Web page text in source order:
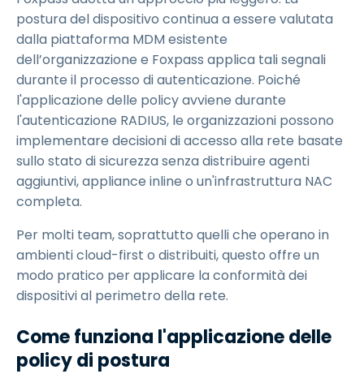
postura del dispositivo continua a essere valutata
dalla piattaforma MDM esistente
dell’organizzazione e Foxpass applica tali segnali
durante il processo di autenticazione. Poiché
l'applicazione delle policy avviene durante
l'autenticazione RADIUS, le organizzazioni possono
implementare decisioni di accesso alla rete basate
sullo stato di sicurezza senza distribuire agenti
aggiuntivi, appliance inline o un'infrastruttura NAC
completa.
Per molti team, soprattutto quelli che operano in
ambienti cloud-first o distribuiti, questo offre un
modo pratico per applicare la conformità dei
dispositivi al perimetro della rete.
Come funziona l'applicazione delle
policy di postura